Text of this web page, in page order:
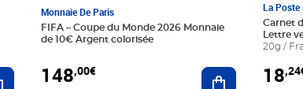
Ajouter au panier
Monnaie De Paris
FIFA – Coupe du Monde 2026 Monnaie
de 10€ Argent colorisée
148,00€ Ajouter au
La Poste
Carnet
Lettre
20g /
18